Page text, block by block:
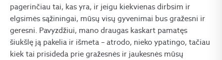
pagerinčiau tai, kas yra, ir jeigu kiekvienas dirbsim ir
elgsimės sąžiningai, mūsų visų gyvenimai bus gražesni ir
geresni. Pavyzdžiui, mano draugas kaskart pamatęs
šiukšlę ją pakelia ir išmeta – atrodo, nieko ypatingo, tačiau
kiek tai prisideda prie gražesnės ir jaukesnės mūsų